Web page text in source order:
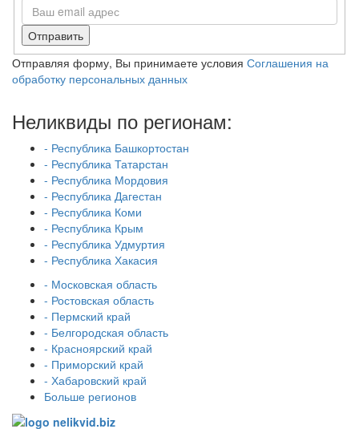
Отправить
Отправляя форму, Вы принимаете условия Соглашения на
обработку персональных данных
Неликвиды по регионам:
- Республика Башкортостан
- Республика Татарстан
- Республика Мордовия
- Республика Дагестан
- Республика Коми
- Республика Крым
- Республика Удмуртия
- Республика Хакасия
- Московская область
- Ростовская область
- Пермский край
- Белгородская область
- Красноярский край
- Приморский край
- Хабаровский край
Больше регионов